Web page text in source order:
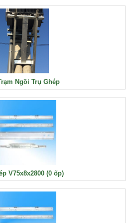
Ngồi Trụ Ghép
V75x8x2800 (0 ốp)